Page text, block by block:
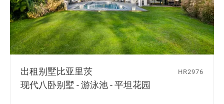
出租别墅比亚里茨
现代八卧别墅 - 游泳池 - 平坦花园
HR2976